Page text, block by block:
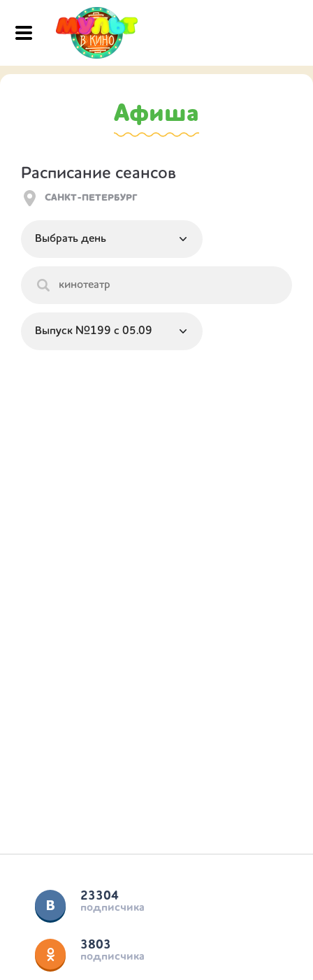
Афиша
Расписание сеансов
23304
подписчика
3803
подписчика